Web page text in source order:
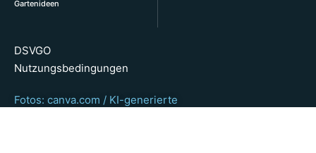
Gartenideen
DSVGO
Nutzungsbedingungen
Fotos: canva.com / KI-generierte